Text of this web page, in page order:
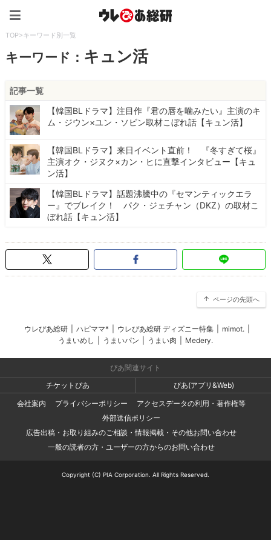
TOP>キーワード別一覧
キーワード： キュン活
記事一覧
【韓国BLドラマ】注目作『君の唇を噛みたい』主演のキ
ム・ジウン×ユン・ソビン取材こぼれ話【キュン活】
【韓国BLドラマ】来日イベント直前！ 『冬すぎて桜』
主演オク・ジヌク×カン・ヒに直撃インタビュー【キュ
ン活】
【韓国BLドラマ】話題沸騰中の『セマンティックエラ
ー』でブレイク！ パク・ジェチャン（DKZ）の取材こ
ぼれ話【キュン活】
ページの先頭へ
ウレぴあ総研 ハピママ* ウレぴあ総研 ディズニー特集 mimot.
うまいめし
うまいパン うまい肉 Medery.
ぴあ関連サイト
チケットぴあ
ぴあ(アプリ&Web)
会社案内
プライバシーポリシー
アクセスデータの利用・著作権等
外部送信ポリシー
広告出稿・お取り組みのご相談・情報掲載・その他お問い合わせ
一般の読者の方・ユーザーの方からのお問い合わせ
Copyright (C) PIA Corporation. All Rights Reserved.